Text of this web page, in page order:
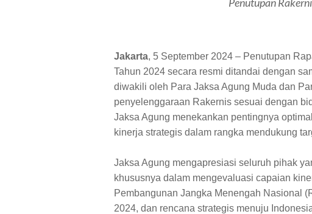
Jakarta, 5 September 2024 – Penutupan
Tahun 2024 secara resmi ditandai dengan
diwakili oleh Para Jaksa Agung Muda dan
penyelenggaraan Rakernis sesuai dengan
Jaksa Agung menekankan pentingnya
kinerja strategis dalam rangka mendukung
Jaksa Agung mengapresiasi seluruh pihak
khususnya dalam mengevaluasi capaian
Pembangunan Jangka Menengah Nasional
2024, dan rencana strategis menuju